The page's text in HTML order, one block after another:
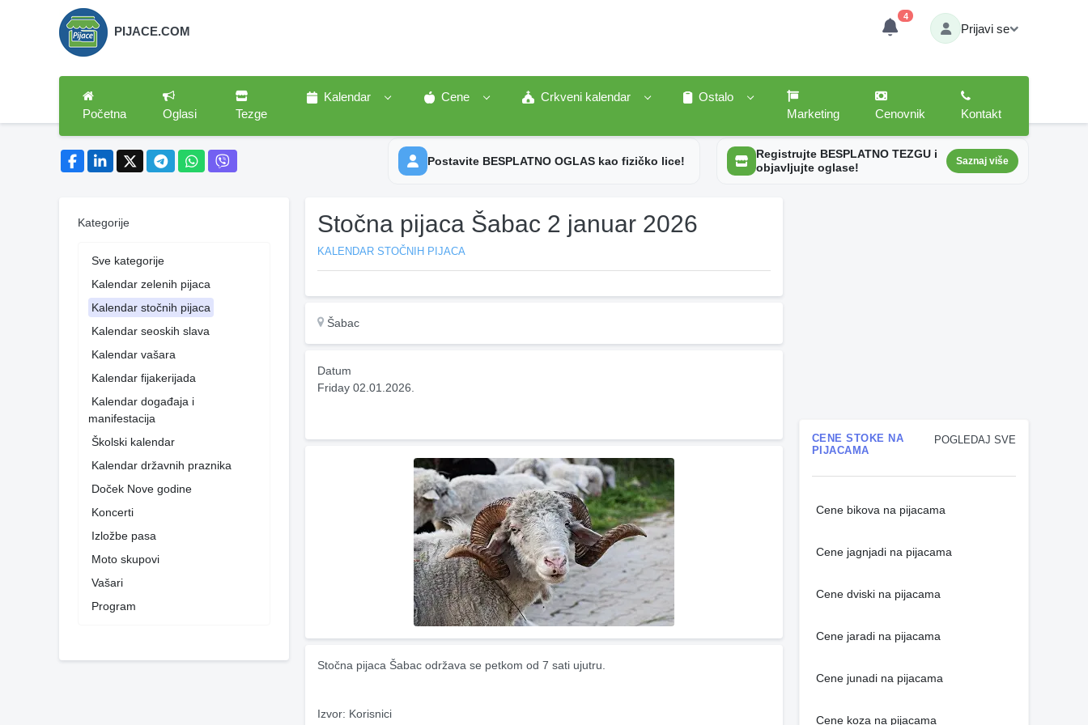
PIJACE.COM
4
Prijavi se
Početna Oglasi Tezge
Kalendar Cene Crkveni kalendar
Ostalo
Marketing
Cenovnik Kontakt
Postavite BESPLATNO OGLAS kao fizičko lice!
Registrujte BESPLATNO TEZGU i
objavljujte oglase!
Saznaj više
Kategorije
Sve kategorije
Kalendar zelenih pijaca
Kalendar stočnih pijaca
Kalendar seoskih slava
Kalendar vašara
Kalendar fijakerijada
Kalendar događaja i
manifestacija
Školski kalendar
Kalendar državnih praznika
Doček Nove godine
Koncerti
Izložbe pasa
Moto skupovi
Vašari
Program
Stočna pijaca Šabac 2 januar 2026
KALENDAR STOČNIH PIJACA
Šabac
Datum
Friday 02.01.2026.
Stočna pijaca Šabac održava se petkom od 7 sati ujutru.
Izvor: Korisnici
POGLEDAJ SVE
CENE STOKE NA
PIJACAMA
Cene bikova na pijacama
Cene jagnjadi na pijacama
Cene dviski na pijacama
Cene jaradi na pijacama
Cene junadi na pijacama
Cene koza na pijacama